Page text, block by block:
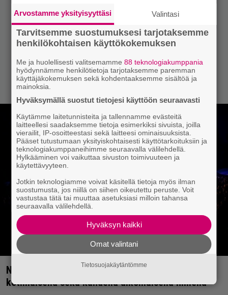
Nummirock täydentää kattaustaan viidellä
kotimaisella sekä kahdella ulkomaisella nimellä
Arvostamme yksityisyyttäsi Valintasi
Tarvitsemme suostumuksesi tarjotaksemme
henkilökohtaisen käyttökokemuksen
Me ja huolellisesti valitsemamme88 teknologiakumppania
hyödynnämme henkilötietoja tarjotaksemme paremman
käyttäjäkokemuksen sekä kohdentaaksemme sisältöä ja
mainoksia.
Hyväksymällä suostut tietojesi käyttöön seuraavasti
Käytämme laitetunnisteita ja tallennamme evästeitä
laitteellesi saadaksemme tietoja esimerkiksi sivuista, joilla
vierailit, IP-osoitteestasi sekä laitteesi ominaisuuksista.
Pääset tutustumaan yksityiskohtaisesti käyttötarkoituksiin ja
teknologiakumppaneihimme seuraavalla välilehdellä.
Hylkääminen voi vaikuttaa sivuston toimivuuteen ja
käytettävyyteen.
Jotkin teknologiamme voivat käsitellä tietoja myös ilman
suostumusta, jos niillä on siihen oikeutettu peruste. Voit
vastustaa tätä tai muuttaa asetuksiasi milloin tahansa
seuraavalla välilehdellä.
Hyväksyn kaikki
Omat valintani
Tietosuojakäytäntömme